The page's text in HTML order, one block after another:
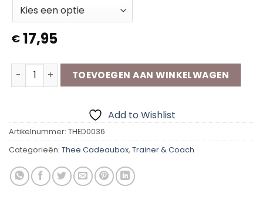
€ 17,95
Thee Cadeaubox | Trainer aantal
TOEVOEGEN AAN WINKELWAGEN
Add to Wishlist
Artikelnummer: THED0036
Categorieën: Thee Cadeaubox, Trainer & Coach